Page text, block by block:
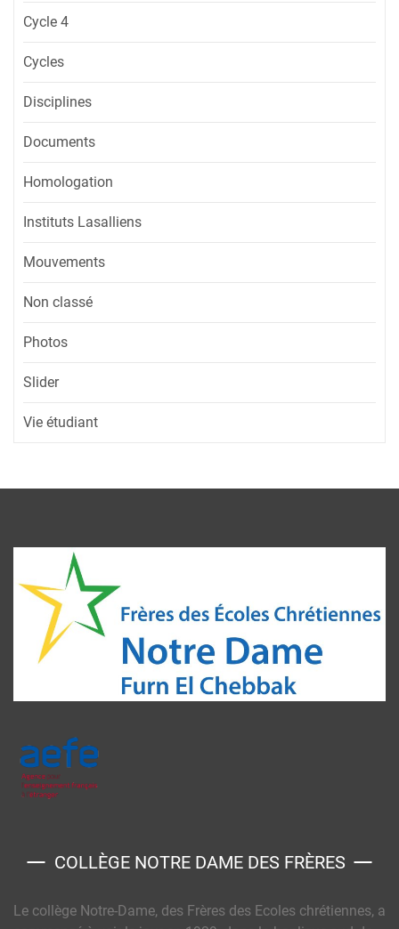
Cycle 4
Cycles
Disciplines
Documents
Homologation
Instituts Lasalliens
Mouvements
Non classé
Photos
Slider
Vie étudiant
COLLÈGE NOTRE DAME DES FRÈRES
Le collège Notre-Dame, des Frères des Ecoles chrétiennes, a